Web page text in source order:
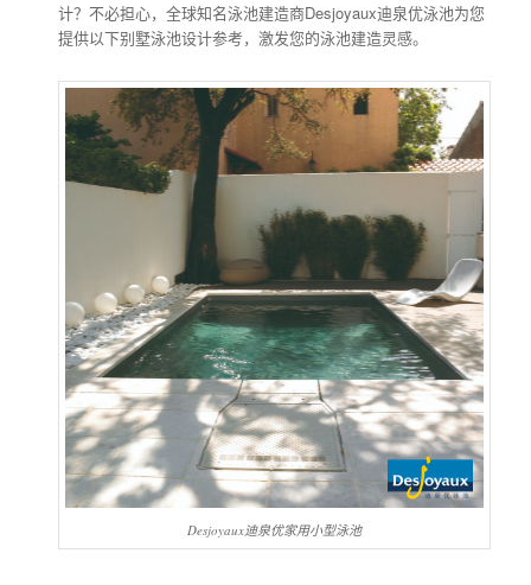
计？不必担心，全球知名泳池建造商Desjoyaux迪泉优泳池为您
提供以下别墅泳池设计参考，激发您的泳池建造灵感。
Desjoyaux迪泉优家用小型泳池